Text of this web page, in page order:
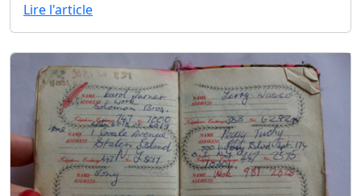
Lire l'article